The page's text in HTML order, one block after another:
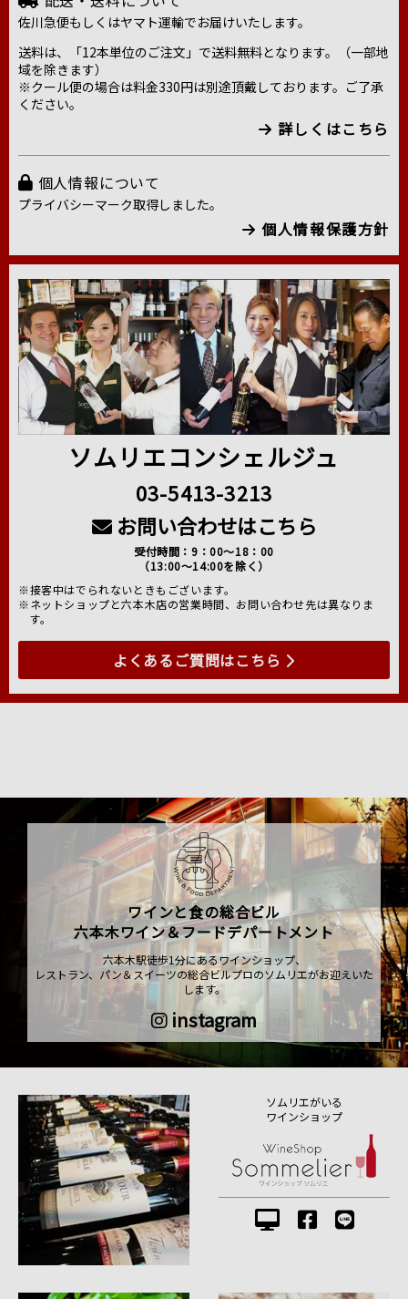
佐川急便もしくはヤマト運輸でお届けいたします。
送料は、「12本単位のご注文」で送料無料となります。（一部地
域を除きます）
※クール便の場合は料金330円は別途頂戴しております。ご了承
ください。
詳しくはこちら
個人情報について
プライバシーマーク取得しました。
個人情報保護方針
ソムリエコンシェルジュ
03-5413-3213
お問い合わせはこちら
受付時間：9：00～18：00
（13:00～14:00を除く）
※接客中はでられないときもございます。
※ネットショップと六本木店の営業時間、お問い合わせ先は異なりま
す。
よくあるご質問はこちら
ワインと食の総合ビル
六本木ワイン＆フードデパートメント
六本木駅徒歩1分にあるワインショップ、
レストラン、パン＆スイーツの総合ビルプロのソムリエがお迎えいた
します。
instagram
ソムリエがいる
ワインショップ